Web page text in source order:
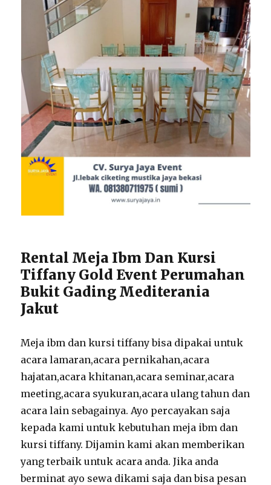
Rental Meja Ibm Dan Kursi
Tiffany Gold Event Perumahan
Bukit Gading Mediterania
Jakut
Meja ibm dan kursi tiffany bisa dipakai untuk
acara lamaran,acara pernikahan,acara
hajatan,acara khitanan,acara seminar,acara
meeting,acara syukuran,acara ulang tahun dan
acara lain sebagainya. Ayo percayakan saja
kepada kami untuk kebutuhan meja ibm dan
kursi tiffany. Dijamin kami akan memberikan
yang terbaik untuk acara anda. Jika anda
berminat ayo sewa dikami saja dan bisa pesan